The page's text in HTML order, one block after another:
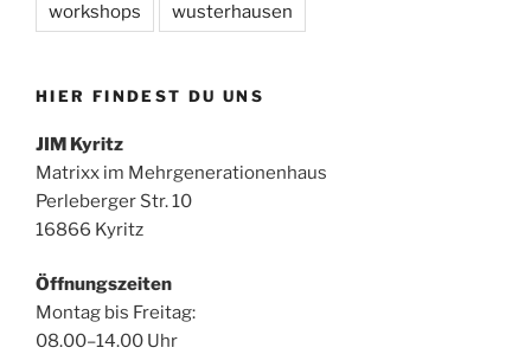
workshops wusterhausen
HIER FINDEST DU UNS
JIM Kyritz
Matrixx im Mehrgenerationenhaus
Perleberger Str. 10
16866 Kyritz
Öffnungszeiten
Montag bis Freitag:
08.00–14.00 Uhr